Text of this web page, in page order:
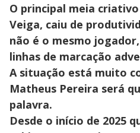
O principal meia
Veiga, caiu de
não é o mesmo
linhas de marcação
A situação está muito
Matheus Pereira será
palavra.
Desde o início de 2025